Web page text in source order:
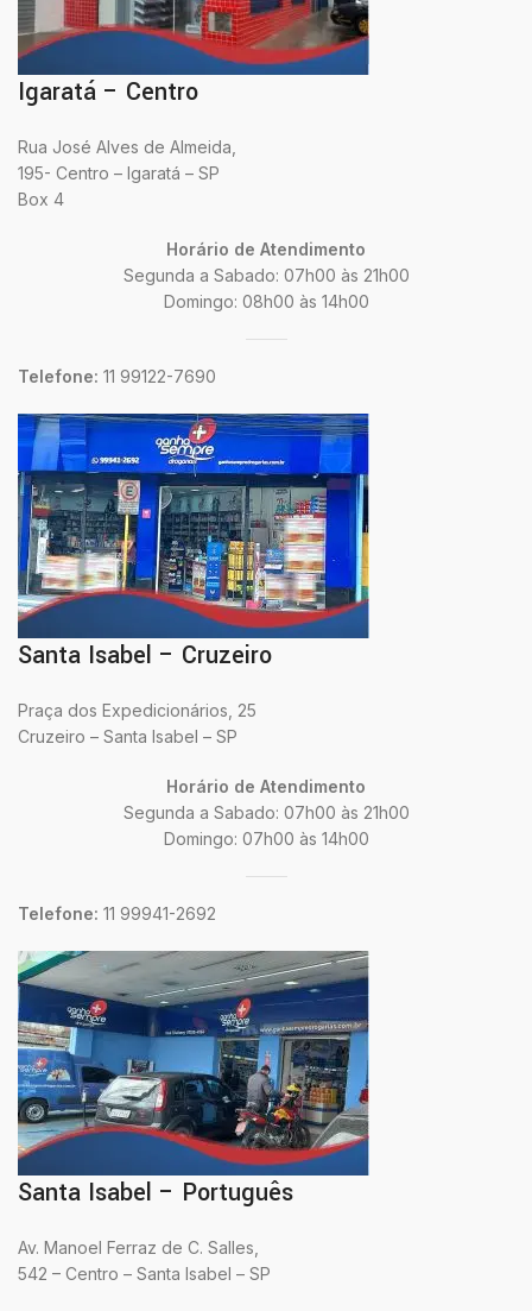
Igaratá – Centro
Rua José Alves de Almeida,
195- Centro – Igaratá – SP
Box 4
Horário de Atendimento
Segunda a Sabado: 07h00 às 21h00
Domingo: 08h00 às 14h00
Telefone: 11 99122-7690
Santa Isabel – Cruzeiro
Praça dos Expedicionários, 25
Cruzeiro – Santa Isabel – SP
Horário de Atendimento
Segunda a Sabado: 07h00 às 21h00
Domingo: 07h00 às 14h00
Telefone: 11 99941-2692
Santa Isabel – Português
Av. Manoel Ferraz de C. Salles,
542 – Centro – Santa Isabel – SP